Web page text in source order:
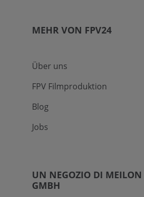
MEHR VON FPV24
Über uns
FPV Filmproduktion
Blog
Jobs
UN NEGOZIO DI MEILON
GMBH